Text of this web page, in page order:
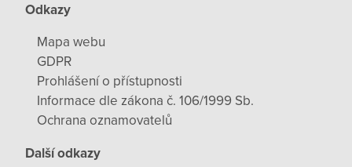
Odkazy
Mapa webu
GDPR
Prohlášení o přístupnosti
Informace dle zákona č. 106/1999 Sb.
Ochrana oznamovatelů
Další odkazy